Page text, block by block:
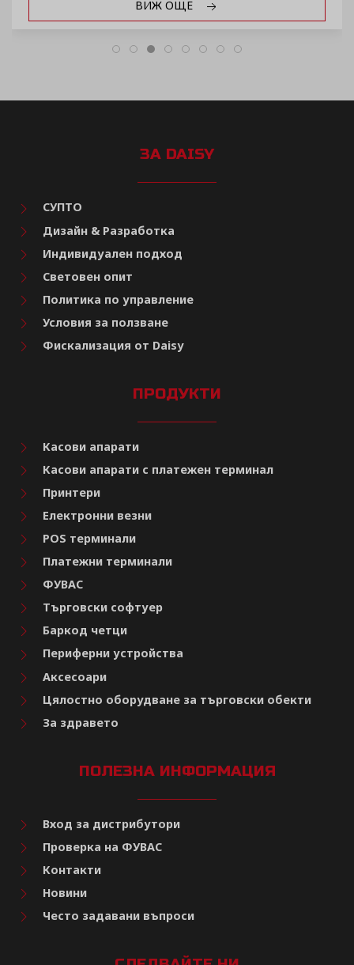
ВИЖ ОЩЕ
ЗА DAISY
СУПТО
Дизайн & Разработка
Индивидуален подход
Световен опит
Политика по управление
Условия за ползване
Фискализация от Daisy
ПРОДУКТИ
Касови апарати
Касови апарати с платежен терминал
Принтери
Електронни везни
POS терминали
Платежни терминали
ФУВАС
Търговски софтуер
Баркод четци
Периферни устройства
Аксесоари
Цялостно оборудване за търговски обекти
За здравето
ПОЛЕЗНА ИНФОРМАЦИЯ
Вход за дистрибутори
Проверка на ФУВАС
Контакти
Новини
Често задавани въпроси